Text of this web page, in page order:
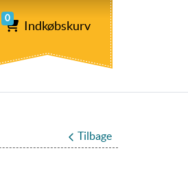
0
Indkøbskurv
Tilbage